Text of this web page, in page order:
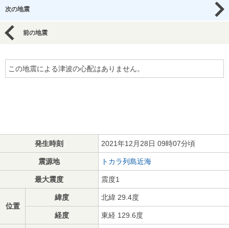
次の地震
前の地震
この地震による津波の心配はありません。
発生時刻 2021年12月28日 09時07分頃
震源地 トカラ列島近海
最大震度 震度1
位置
緯度 北緯 29.4度
経度 東経 129.6度